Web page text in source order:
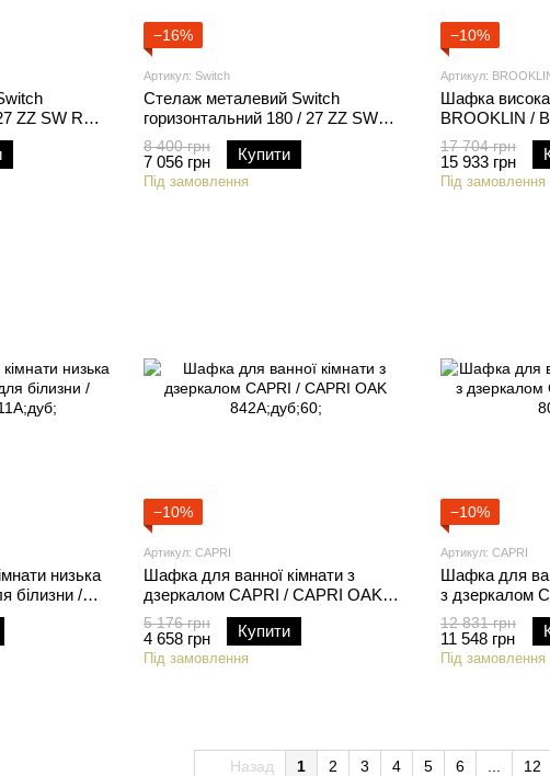
ZZ SW RM
−16%
Артикул: Switch
Стелаж металевий Switch
горизонтальний 180 / 27 ZZ SW
RM 8;чорний матовий;180x31x25;
8 400 грн
7 056 грн Купити
Під замовлення
−10%
Артикул:
Шафка висока
BROOKLIN /
17 704 грн
15 933 грн
Під замовлення
низька
білизни /
−10%
Артикул: CAPRI
Шафка для ванної кімнати з
дзеркалом CAPRI / CAPRI OAK
842A;дуб;60;
5 176 грн
4 658 грн Купити
Під замовлення
−10%
Артикул: CAPRI
Шафка для
з дзеркалом
803A;дуб;
12 831 грн
11 548 грн
Під замовлення
Назад 1 2 3 4 5 6 12